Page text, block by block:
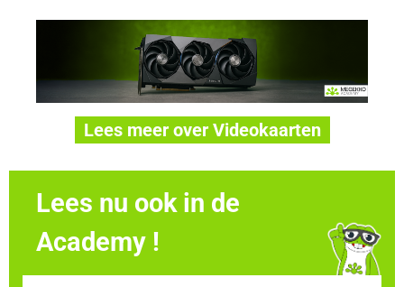
Lees meer over Videokaarten
Lees nu ook in de
Academy !